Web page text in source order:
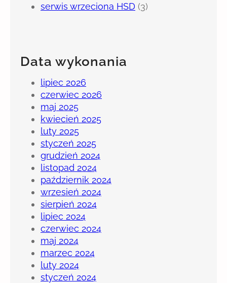
serwis wrzeciona HSD (3)
Data wykonania
lipiec 2026
czerwiec 2026
maj 2025
kwiecień 2025
luty 2025
styczeń 2025
grudzień 2024
listopad 2024
październik 2024
wrzesień 2024
sierpień 2024
lipiec 2024
czerwiec 2024
maj 2024
marzec 2024
luty 2024
styczeń 2024